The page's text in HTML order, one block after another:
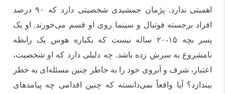
اهمیتی ندارد. پژمان جمشیدی شخصیتی دارد که ۹۰ درصد
افراد برجسته فوتبال و سینما روی او قسم می‌خورند. او یک
پسر بچه ۱۵-۲۰ ساله نیست که یکباره هوس یک رابطه
نامشروع به سرش زده باشد. چه دلیلی دارد که او شخصیت،
اعتبار، شرف و آبروی خود را به خاطر چنین مسئله‌ای به خطر
بیندازد؟ آیا واقعاً نمی‌دانسته که چنین اقدامی چه پیامدهای